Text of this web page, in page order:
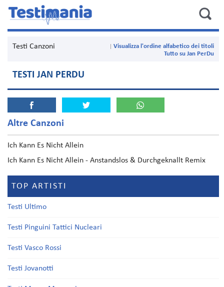
Testi Canzoni
Visualizza l'ordine alfabetico dei titoli
Tutto su Jan PerDu
TESTI JAN PERDU
Altre Canzoni
Ich Kann Es Nicht Allein
Ich Kann Es Nicht Allein - Anstandslos & Durchgeknallt Remix
TOP ARTISTI
Testi Ultimo
Testi Pinguini Tattici Nucleari
Testi Vasco Rossi
Testi Jovanotti